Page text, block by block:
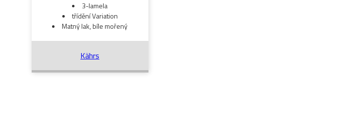
3-lamela
třídění Variation
Matný lak, bíle mořený
Kährs